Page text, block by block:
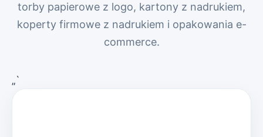
torby papierowe z logo, kartony z nadrukiem,
koperty firmowe z nadrukiem i opakowania e-
commerce.
„`